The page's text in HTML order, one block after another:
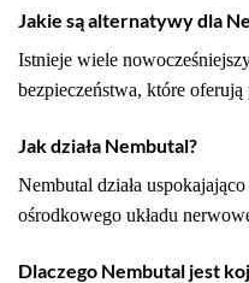
Jakie są alternatywy dla
Istnieje wiele
bezpieczeństwa, które
Jak działa Nembutal?
Nembutal działa
ośrodkowego układu
Dlaczego Nembutal jest